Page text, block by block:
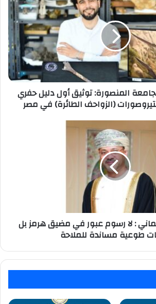
المنصورة: توثيق أول دليل حفري
(الزواحف الطائرة) في مصر
: لا رسوم عبور في مضيق هرمز بل
طوعية مساندة للملاحة